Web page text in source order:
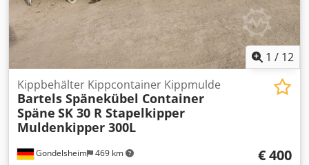
1 / 12
Gondelsheim 469 km
Kippbehälter Kippcontainer Kippmulde
Bartels Spänekübel Container
Späne SK 30 R Stapelkipper
Muldenkipper 300L
€ 400